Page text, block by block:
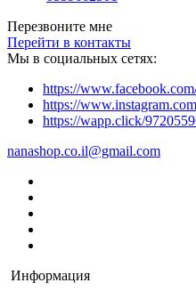
Перезвоните мне
Перейти в контакты
Мы в социальных сетях:
https://
https://
https://wapp.click/
nanashop.co.il@gmail.com
Информация